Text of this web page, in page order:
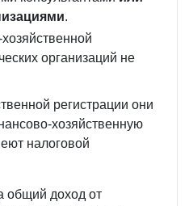
.
организаций не
регистрации они
хозяйственную
налоговой
общий доход от